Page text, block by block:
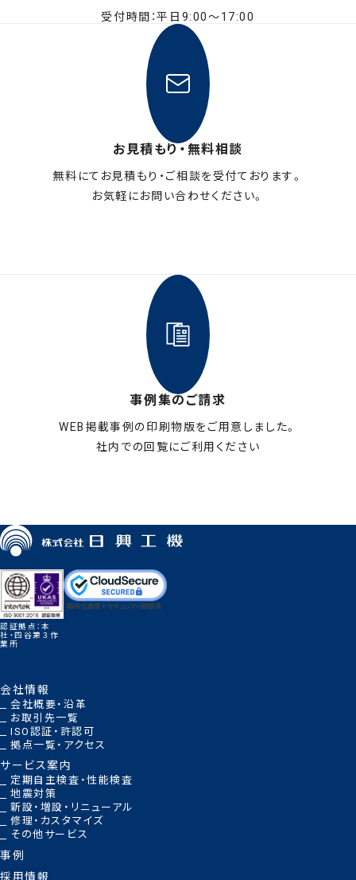
受付時間：平日9:00〜17:00
お見積もり・無料相談
無料にてお見積もり・ご相談を受付ております。
お気軽にお問い合わせください。
事例集のご請求
WEB掲載事例の印刷物版をご用意しました。
社内での回覧にご利用ください
認証拠点：本
社・四谷第３作
業所
会社情報
会社概要・沿革
お取引先一覧
ISO認証・許認可
拠点一覧・アクセス
サービス案内
定期自主検査・性能検査
地震対策
新設・増設・リニューアル
修理・カスタマイズ
その他サービス
事例